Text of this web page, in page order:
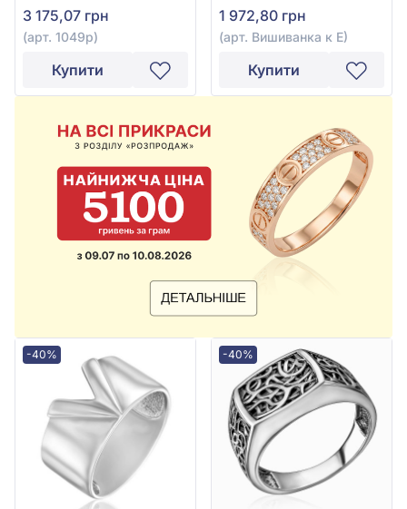
3 175,07 грн
(арт. 1049р)
Купити
1 972,80 грн
(арт. Вишиванка к Е)
Купити
-40% -40%